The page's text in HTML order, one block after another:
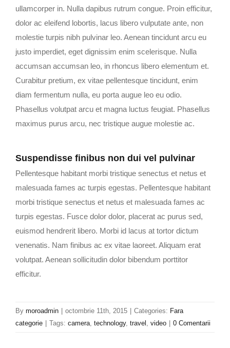
ullamcorper in. Nulla dapibus rutrum congue. Proin efficitur,
dolor ac eleifend lobortis, lacus libero vulputate ante, non
molestie turpis nibh pulvinar leo. Aenean tincidunt arcu eu
justo imperdiet, eget dignissim enim scelerisque. Nulla
accumsan accumsan leo, in rhoncus libero elementum et.
Curabitur pretium, ex vitae pellentesque tincidunt, enim
diam fermentum nulla, eu porta augue leo eu odio.
Phasellus volutpat arcu et magna luctus feugiat. Phasellus
maximus purus arcu, nec tristique augue molestie ac.
Suspendisse finibus non dui vel pulvinar
Pellentesque habitant morbi tristique senectus et netus et
malesuada fames ac turpis egestas. Pellentesque habitant
morbi tristique senectus et netus et malesuada fames ac
turpis egestas. Fusce dolor dolor, placerat ac purus sed,
euismod hendrerit libero. Morbi id lacus at tortor dictum
venenatis. Nam finibus ac ex vitae laoreet. Aliquam erat
volutpat. Aenean sollicitudin dolor bibendum porttitor
efficitur.
By moroadmin octombrie 11th, 2015 Categories: Fara
categorie
Tags: camera, technology, travel , video 0 Comentarii